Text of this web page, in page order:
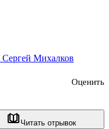
Читать отрывок
Сергей Михалков
Оценить